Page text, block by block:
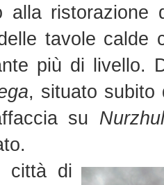
alla
tavole calde
più di livello.
, situato
su
città di